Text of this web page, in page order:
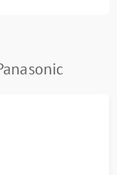
Подробнее →